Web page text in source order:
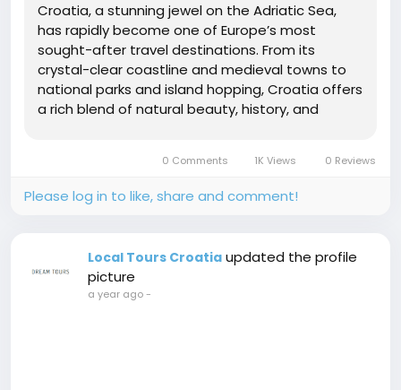
Croatia, a stunning jewel on the Adriatic Sea,
has rapidly become one of Europe’s most
sought-after travel destinations. From its
crystal-clear coastline and medieval towns to
national parks and island hopping, Croatia offers
a rich blend of natural beauty, history, and
professional guidance...0 Comments 1K Views 0 Reviews
Please log in to like, share and comment!
Local Tours Croatia updated the profile
picture
a year ago-